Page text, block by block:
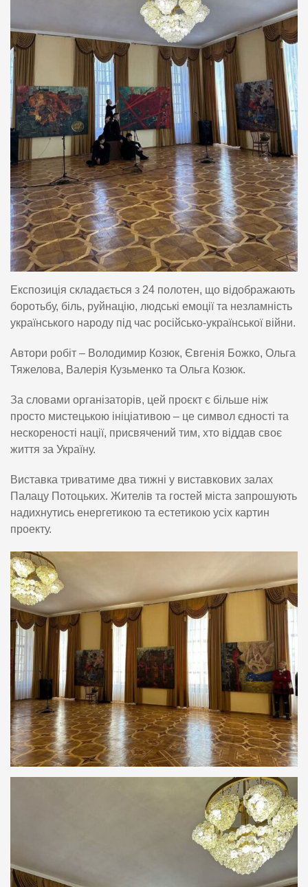
Експозиція складається з 24 полотен, що відображають
боротьбу, біль, руйнацію, людські емоції та незламність
українського народу під час російсько-української війни.
Автори робіт – Володимир Козюк, Євгенія Божко, Ольга
Тяжелова, Валерія Кузьменко та Ольга Козюк.
За словами організаторів, цей проєкт є більше ніж
просто мистецькою ініціативою – це символ єдності та
нескореності нації, присвячений тим, хто віддав своє
життя за Україну.
Виставка триватиме два тижні у виставкових залах
Палацу Потоцьких. Жителів та гостей міста запрошують
надихнутись енергетикою та естетикою усіх картин
проекту.